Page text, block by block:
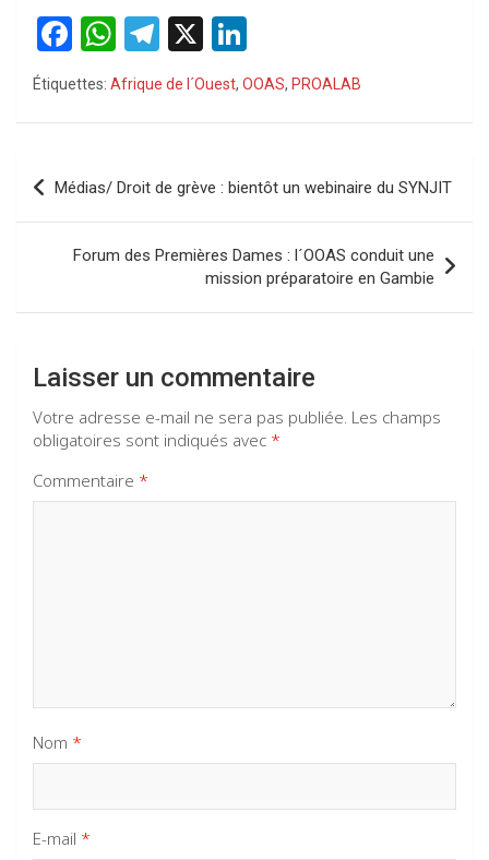
F
a
o
k
W
h
at
A
p
T
el
a
m
X
n
n
Étiquettes: Afrique de l´Ouest, OOAS, PROALAB
Navigation
de
l’article
Médias/ Droit de grève : bientôt un webinaire du SYNJIT
Forum des Premières Dames : l´OOAS conduit une
mission préparatoire en Gambie
Laisser un commentaire
Votre adresse e-mail ne sera pas publiée. Les champs
obligatoires sont indiqués avec *
Commentaire *
Nom *
E-mail *